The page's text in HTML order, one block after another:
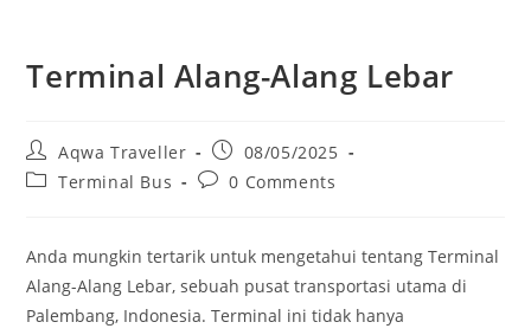
Terminal Alang-Alang Lebar
Post
author:
Aqwa Traveller
Post
published:
08/05/2025
PostTerminal Bus
Post0 Comments
Anda mungkin tertarik untuk mengetahui tentang Terminal
Alang-Alang Lebar, sebuah pusat transportasi utama di
Palembang, Indonesia. Terminal ini tidak hanya